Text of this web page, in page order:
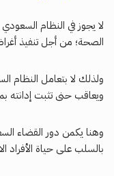
لا يجوز في النظام
الصحة؛ من أجل تنفيذ
ولذلك لا بتعامل النظام
ويعاقب حنى تثبت
وهنا يكمن دور القضاء
بالسلب على حياة الأفراد